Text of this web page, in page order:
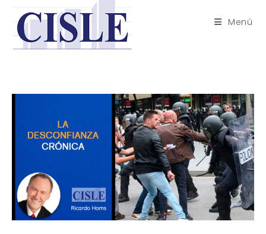
contenido
Menú